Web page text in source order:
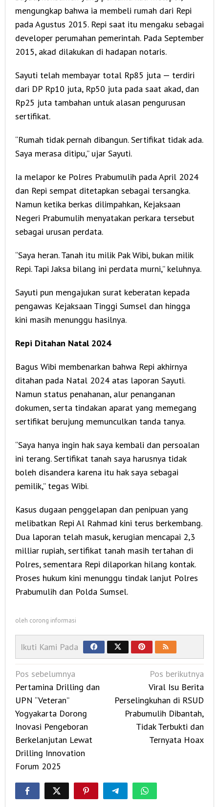
mengungkap bahwa ia membeli rumah dari Repi
pada Agustus 2015. Repi saat itu mengaku sebagai
developer perumahan pemerintah. Pada September
2015, akad dilakukan di hadapan notaris.
Sayuti telah membayar total Rp85 juta — terdiri
dari DP Rp10 juta, Rp50 juta pada saat akad, dan
Rp25 juta tambahan untuk alasan pengurusan
sertifikat.
“Rumah tidak pernah dibangun. Sertifikat tidak ada.
Saya merasa ditipu,” ujar Sayuti.
Ia melapor ke Polres Prabumulih pada April 2024
dan Repi sempat ditetapkan sebagai tersangka.
Namun ketika berkas dilimpahkan, Kejaksaan
Negeri Prabumulih menyatakan perkara tersebut
sebagai urusan perdata.
“Saya heran. Tanah itu milik Pak Wibi, bukan milik
Repi. Tapi Jaksa bilang ini perdata murni,” keluhnya.
Sayuti pun mengajukan surat keberatan kepada
pengawas Kejaksaan Tinggi Sumsel dan hingga
kini masih menunggu hasilnya.
Repi Ditahan Natal 2024
Bagus Wibi membenarkan bahwa Repi akhirnya
ditahan pada Natal 2024 atas laporan Sayuti.
Namun status penahanan, alur penanganan
dokumen, serta tindakan aparat yang memegang
sertifikat berujung memunculkan tanda tanya.
“Saya hanya ingin hak saya kembali dan persoalan
ini terang. Sertifikat tanah saya harusnya tidak
boleh disandera karena itu hak saya sebagai
pemilik,” tegas Wibi.
Kasus dugaan penggelapan dan penipuan yang
melibatkan Repi Al Rahmad kini terus berkembang.
Dua laporan telah masuk, kerugian mencapai 2,3
milliar rupiah, sertifikat tanah masih tertahan di
Polres, sementara Repi dilaporkan hilang kontak.
Proses hukum kini menunggu tindak lanjut Polres
Prabumulih dan Polda Sumsel.
oleh corong informasi
Ikuti Kami Pada
Navigasi
pos
Pos sebelumnya
Pertamina Drilling dan
UPN “Veteran”
Yogyakarta Dorong
Inovasi Pengeboran
Berkelanjutan Lewat
Drilling Innovation
Forum 2025
Pos berikutnya
Viral Isu Berita
Perselingkuhan di RSUD
Prabumulih Dibantah,
Tidak Terbukti dan
Ternyata Hoax